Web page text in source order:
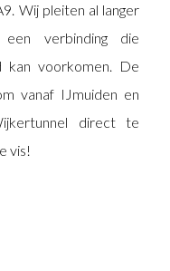
Wij pleiten al langer
verbinding die
kan voorkomen. De
vanaf IJmuiden en
direct te
vis!